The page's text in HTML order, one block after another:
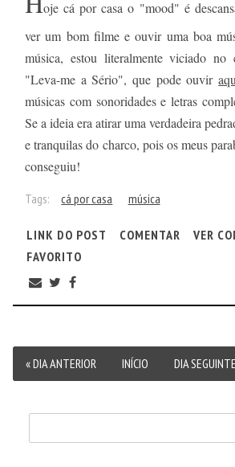
oje cá por casa o "mood" é
ver um bom filme e ouvir uma boa
música, estou literalmente viciado
"Leva-me a Sério", que pode ouvir
músicas com sonoridades e letras
Se a ideia era atirar uma verdadeira
e tranquilas do charco, pois os meus
conseguiu!
Tags: cá por casa música
LINK DO POST COMENTAR
VER
FAVORITO
« DIA ANTERIOR INÍCIO DIA